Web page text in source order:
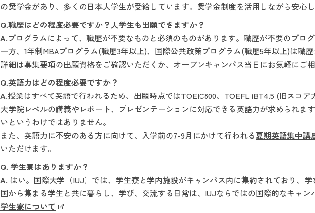
の奨学金があり、多くの日本人学生が受給しています。奨学金制度を活用しながら安心
Q.職歴はどの程度必要ですか？大学生も出願できますか？
A.プログラムによって、職歴が不要なものと必須のものがあります。職歴が不要のプロ
一方、1年制MBAプログラム(職歴3年以上)、国際公共政策プログラム(職歴5年以上)は職歴
詳細は募集要項の出願資格をご確認いただくか、オープンキャンパス当日にお気軽にご相
Q.英語力はどの程度必要ですか？
A.授業はすべて英語で行われるため、出願時点ではTOEIC800、TOEFL iBT4.5 (旧スコア
大学院レベルの講義やレポート、プレゼンテーションに対応できる英語力が求められま
いというわけではありません。
また、英語力に不安のある方に向けて、入学前の7-9月にかけて行われる夏期英語集中講
いただけます。
Q. 学生寮はありますか？
A. はい。国際大学（IUJ）では、学生寮と学内施設がキャンパス内に集約されており、
国から集まる学生と共に暮らし、学び、交流する日常は、IUJならではの国際的なキャン
学生寮について